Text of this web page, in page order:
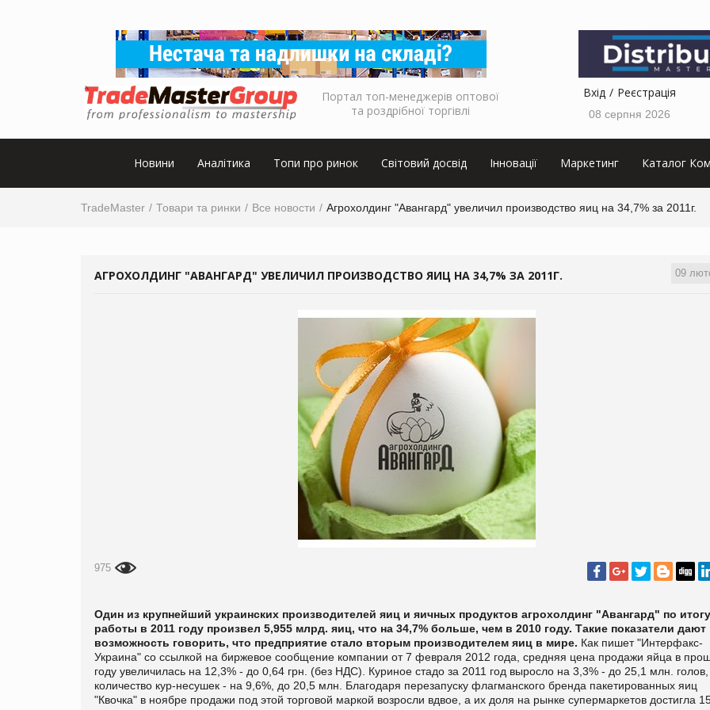
Портал топ-менеджерів оптової
та роздрібної торгівлі
Вхід Реєстрація
08 серпня 2026
Новини Аналітика Топи про ринок Світовий досвід Інновації Маркетинг Каталог
TradeMaster Товари та ринки Все новости Агрохолдинг "Авангард" увеличил производство яиц на 34,7% за 2011г.
09
АГРОХОЛДИНГ "АВАНГАРД" УВЕЛИЧИЛ ПРОИЗВОДСТВО ЯИЦ НА 34,7% ЗА 2011Г.
975
Один из крупнейший украинских производителей яиц и яичных продуктов агрохолдинг "Авангард" по итогу
работы в 2011 году произвел 5,955 млрд. яиц, что на 34,7% больше, чем в 2010 году. Такие показатели дают
возможность говорить, что предприятие стало вторым производителем яиц в мире. Как пишет "Интерфакс-
Украина" со ссылкой на биржевое сообщение компании от 7 февраля 2012 года, средняя цена продажи яйца в
году увеличилась на 12,3% - до 0,64 грн. (без НДС).
Куриное стадо за 2011 год выросло на 3,3% - до 25,1 млн. голов,
количество кур-несушек - на 9,6%, до 20,5 млн.
Благодаря перезапуску флагманского бренда пакетированных яиц
"Квочка" в ноябре продажи под этой торговой маркой возросли вдвое, а их доля на рынке супермаркетов достигла